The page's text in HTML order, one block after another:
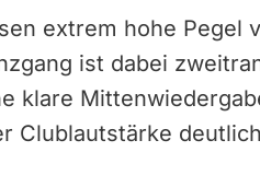
extrem hohe Pegel
ist dabei
klare
Clublautstärke